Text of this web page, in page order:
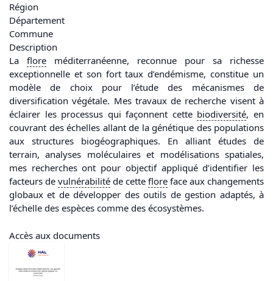
Région
Département
Commune
Description
La flore méditerranéenne, reconnue pour sa richesse
exceptionnelle et son fort taux d’endémisme, constitue un
modèle de choix pour l’étude des mécanismes de
diversification végétale. Mes travaux de recherche visent à
éclairer les processus qui façonnent cette biodiversité, en
couvrant des échelles allant de la génétique des populations
aux structures biogéographiques. En alliant études de
terrain, analyses moléculaires et modélisations spatiales,
mes recherches ont pour objectif appliqué d’identifier les
facteurs de vulnérabilité de cette flore face aux changements
globaux et de développer des outils de gestion adaptés, à
l’échelle des espèces comme des écosystèmes.
Accès aux documents